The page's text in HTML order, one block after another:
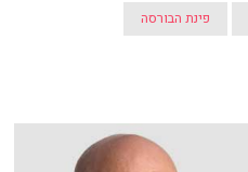
פינת הבורסה